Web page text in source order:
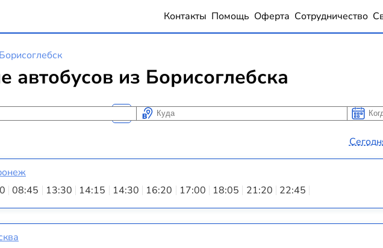
Контакты Помощь Оферта Сотрудничество
Борисоглебск
автобусов из Борисоглебска
Куда Когда
Когда
08:45 13:30 14:15 14:30 16:20 17:00 18:05 21:20 22:45